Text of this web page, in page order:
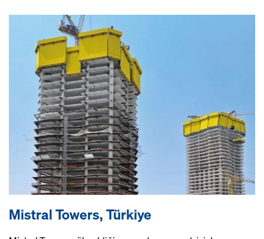
Mistral Towers, Türkiye